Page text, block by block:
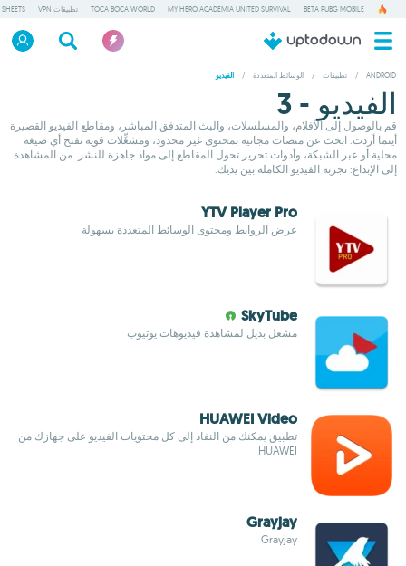
BETA PUBG MOBILE
MY HERO ACADEMIA UNITED SURVIVAL
TOCA BOCA WORLD تطبيقات VPN
ANDROID
/ تطبيقات / الوسائط المتعددة / الفيديو
الفيديو - 3
قم بالوصول إلى الأفلام، والمسلسلات، والبث المتدفق المباشر، ومقاطع الفيديو القصيرة
أينما أردت. ابحث عن منصات مجانية بمحتوى غير محدود، ومشغِّلات قوية تفتح أي صيغة
محلية أو عبر الشبكة، وأدوات تحرير تحول المقاطع إلى مواد جاهزة للنشر. من المشاهدة
إلى الإبداع: تجربة الفيديو الكاملة بين يديك.
YTV Player Pro
عرض الروابط ومحتوى الوسائط المتعددة بسهولة
SkyTube
مشغل بديل لمشاهدة فيديوهات يوتيوب
HUAWEI Video
تطبيق يمكنك من النفاذ إلى كل محتويات الفيديو على جهازك من
HUAWEI
Grayjay
Grayjay